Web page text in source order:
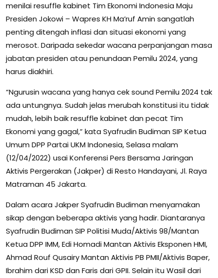
menilai resuffle kabinet Tim Ekonomi Indonesia Maju
Presiden Jokowi – Wapres KH Ma’ruf Amin sangatlah
penting ditengah inflasi dan situasi ekonomi yang
merosot. Daripada sekedar wacana perpanjangan masa
jabatan presiden atau penundaan Pemilu 2024, yang
harus diakhiri.
“Ngurusin wacana yang hanya cek sound Pemilu 2024 tak
ada untungnya. Sudah jelas merubah konstitusi itu tidak
mudah, lebih baik resuffle kabinet dan pecat Tim
Ekonomi yang gagal,” kata Syafrudin Budiman SIP Ketua
Umum DPP Partai UKM Indonesia, Selasa malam
(12/04/2022) usai Konferensi Pers Bersama Jaringan
Aktivis Pergerakan (Jakper) di Resto Handayani, Jl. Raya
Matraman 45 Jakarta.
Dalam acara Jakper Syafrudin Budiman menyamakan
sikap dengan beberapa aktivis yang hadir. Diantaranya
Syafrudin Budiman SIP Politisi Muda/Aktivis 98/Mantan
Ketua DPP IMM, Edi Homadi Mantan Aktivis Eksponen HMI,
Ahmad Rouf Qusairy Mantan Aktivis PB PMII/Aktivis Baper,
Ibrahim dari KSD dan Faris dari GPII. Selain itu Wasil dari